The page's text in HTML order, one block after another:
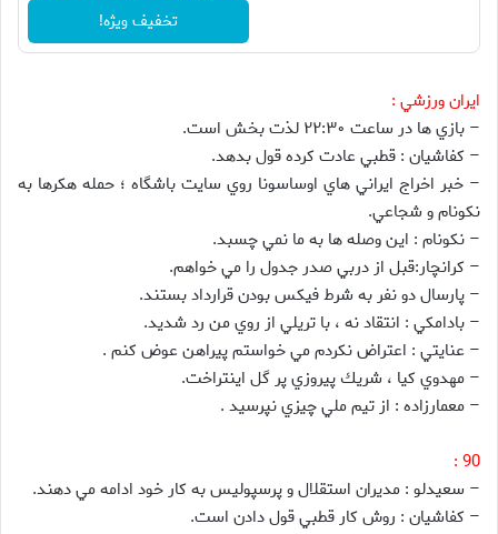
تخفیف ویژه!
ايران ورزشي :
– بازي ها در ساعت ۲۲:۳۰ لذت بخش است.
– كفاشيان : قطبي عادت كرده قول بدهد.
– خبر اخراج ايراني هاي اوساسونا روي سايت باشگاه ؛ حمله هكرها به
نكونام و شجاعي.
– نكونام : اين وصله ها به ما نمي چسبد.
– كرانچار:قبل از دربي صدر جدول را مي خواهم.
– پارسال دو نفر به شرط فيكس بودن قرارداد بستند.
– بادامكي : انتقاد نه ، با تريلي از روي من رد شديد.
– عنايتي : اعتراض نكردم مي خواستم پيراهن عوض كنم .
– مهدوي كيا ، شريك پيروزي پر گل اينتراخت.
– معمارزاده : از تيم ملي چيزي نپرسيد .
90 :
– سعيدلو : مديران استقلال و پرسپوليس به كار خود ادامه مي دهند.
– كفاشيان : روش كار قطبي قول دادن است.